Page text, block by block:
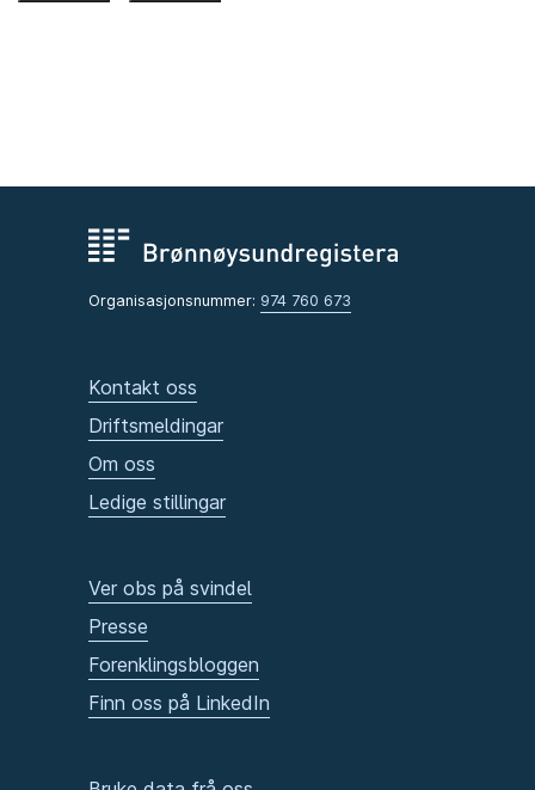
Organisasjonsnummer: 974 760 673
Kontakt oss
Driftsmeldingar
Om oss
Ledige stillingar
Ver obs på svindel
Presse
Forenklingsbloggen
Finn oss på LinkedIn